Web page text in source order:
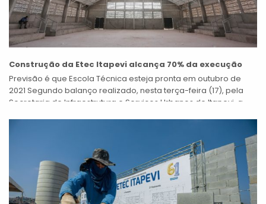
Construção da Etec Itapevi alcança 70% da execução
Previsão é que Escola Técnica esteja pronta em outubro de
2021 Segundo balanço realizado, nesta terça-feira (17), pela
Secretaria de Infraestrutura e Serviços Urbanos de Itapevi, a